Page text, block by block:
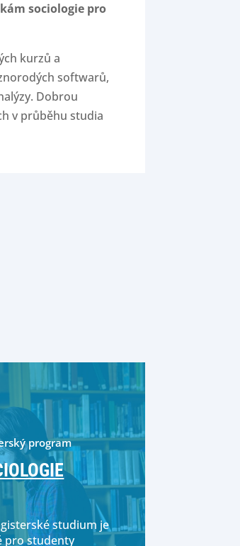
sociologie pro
kurzů a
softwarů,
Dobrou
v průběhu studia
program
studium je
pro studenty